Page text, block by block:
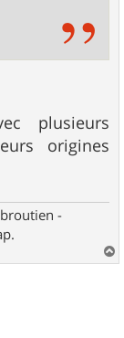
plusieurs
origines
-
a